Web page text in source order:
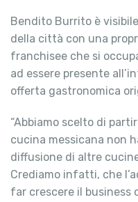
Bendito Burrito è
della città con una
franchisee che si
ad essere presente
offerta gastronomica
“Abbiamo scelto di
cucina messicana non
diffusione di altre
Crediamo infatti, che
far crescere il business